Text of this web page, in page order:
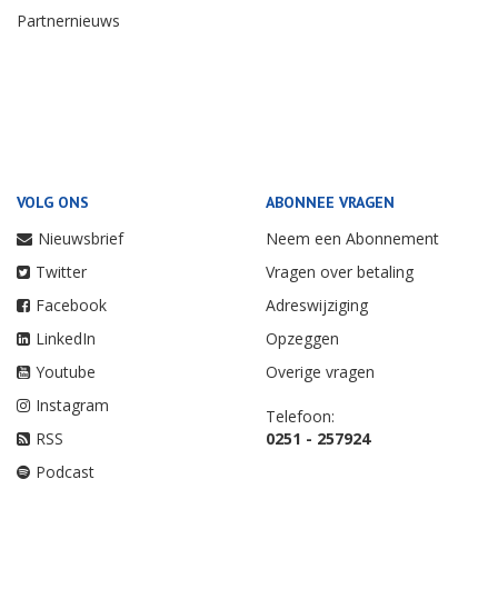
Partnernieuws
VOLG ONS
Nieuwsbrief
Twitter
Facebook
LinkedIn
Youtube
Instagram
RSS
Podcast
ABONNEE VRAGEN
Neem een Abonnement
Vragen over betaling
Adreswijziging
Opzeggen
Overige vragen
Telefoon:
0251 - 257924